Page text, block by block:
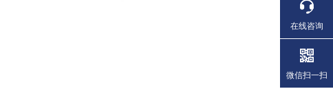
在线咨询
微信扫一扫